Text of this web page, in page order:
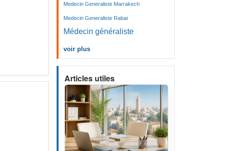
Medecin Generaliste Marrakech
Medecin Generaliste Rabat
Médecin généraliste
voir plus
Articles utiles